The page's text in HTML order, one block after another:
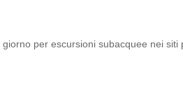
per escursioni subacquee nei siti